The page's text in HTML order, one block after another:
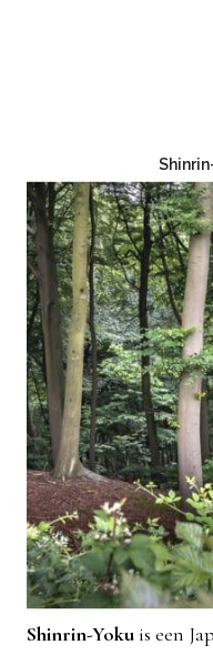
Shinrin-Yoku is een